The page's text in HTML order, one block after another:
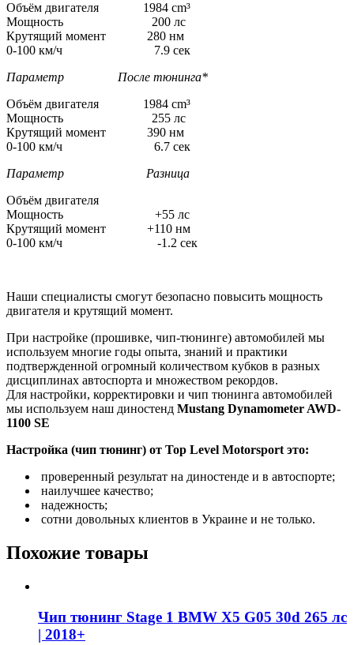
Объём двигателя 1984 cm³
Мощность 200 лс
Крутящий момент 280 нм
0-100 км/ч 7.9 сек
Параметр После тюнинга*
Объём двигателя 1984 cm³
Мощность 255 лс
Крутящий момент 390 нм
0-100 км/ч 6.7 сек
Параметр Разница
Объём двигателя
Мощность +55 лс
Крутящий момент +110 нм
0-100 км/ч -1.2 сек
Наши специалисты смогут безопасно повысить мощность
двигателя и крутящий момент.
При настройке (прошивке, чип-тюнинге) автомобилей мы
используем многие годы опыта, знаний и практики
подтвержденной огромный количеством кубков в разных
дисциплинах автоспорта и множеством рекордов.
Для настройки, корректировки и чип тюнинга автомобилей
мы используем наш диностенд Mustang Dynamometer AWD-
1100 SE
Настройка (чип тюнинг) от Top Level Motorsport это:
проверенный результат на диностенде и в автоспорте;
наилучшее качество;
надежность;
сотни довольных клиентов в Украине и не только.
Похожие товары
Чип тюнинг Stage 1 BMW X5 G05 30d 265 лс
| 2018+